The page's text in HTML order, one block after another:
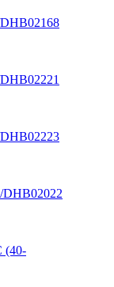
DНB02022
(40-